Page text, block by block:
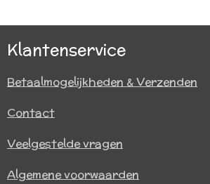
Klantenservice
Betaalmogelijkheden & Verzenden
Contact
Veelgestelde vragen
Algemene voorwaarden